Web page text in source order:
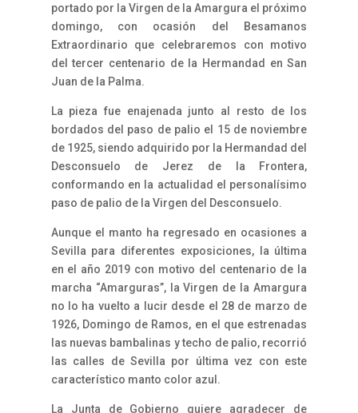
portado por la Virgen de la Amargura el próximo
domingo, con ocasión del Besamanos
Extraordinario que celebraremos con motivo
del tercer centenario de la Hermandad en San
Juan de la Palma.
La pieza fue enajenada junto al resto de los
bordados del paso de palio el 15 de noviembre
de 1925, siendo adquirido por la Hermandad del
Desconsuelo de Jerez de la Frontera,
conformando en la actualidad el personalísimo
paso de palio de la Virgen del Desconsuelo.
Aunque el manto ha regresado en ocasiones a
Sevilla para diferentes exposiciones, la última
en el año 2019 con motivo del centenario de la
marcha “Amarguras”, la Virgen de la Amargura
no lo ha vuelto a lucir desde el 28 de marzo de
1926, Domingo de Ramos, en el que estrenadas
las nuevas bambalinas y techo de palio, recorrió
las calles de Sevilla por última vez con este
característico manto color azul.
La Junta de Gobierno quiere agradecer de